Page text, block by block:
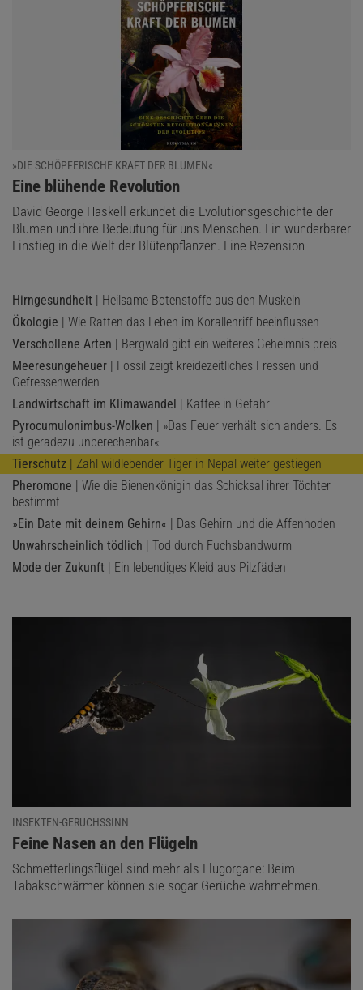
»DIE SCHÖPFERISCHE KRAFT DER BLUMEN«
:
Eine blühende Revolution
David George Haskell erkundet die Evolutionsgeschichte der
Blumen und ihre Bedeutung für uns Menschen. Ein wunderbarer
Einstieg in die Welt der Blütenpflanzen. Eine Rezension
Hirngesundheit | Heilsame Botenstoffe aus den Muskeln
Ökologie | Wie Ratten das Leben im Korallenriff beeinflussen
Verschollene Arten | Bergwald gibt ein weiteres Geheimnis preis
Meeresungeheuer | Fossil zeigt kreidezeitliches Fressen und
Gefressenwerden
Landwirtschaft im Klimawandel | Kaffee in Gefahr
Pyrocumulonimbus-Wolken | »Das Feuer verhält sich anders. Es
ist geradezu unberechenbar«
Tierschutz | Zahl wildlebender Tiger in Nepal weiter gestiegen
Pheromone | Wie die Bienenkönigin das Schicksal ihrer Töchter
bestimmt
»Ein Date mit deinem Gehirn« | Das Gehirn und die Affenhoden
Unwahrscheinlich tödlich | Tod durch Fuchsbandwurm
Mode der Zukunft | Ein lebendiges Kleid aus Pilzfäden
INSEKTEN-GERUCHSSINN
:
Feine Nasen an den Flügeln
Schmetterlingsflügel sind mehr als Flugorgane: Beim
Tabakschwärmer können sie sogar Gerüche wahrnehmen.